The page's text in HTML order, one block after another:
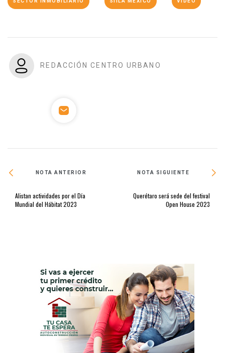
REDACCIÓN CENTRO URBANO
NOTA ANTERIOR
Alistan actividades por el Día
Mundial del Hábitat 2023
NOTA SIGUIENTE
Querétaro será sede del festival
Open House 2023